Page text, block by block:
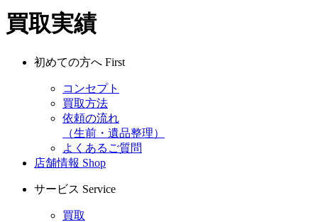
買取実績
初めての方へ First
コンセプト
買取方法
依頼の流れ
（生前・遺品整理）
よくあるご質問
店舗情報 Shop
サービス Service
買取